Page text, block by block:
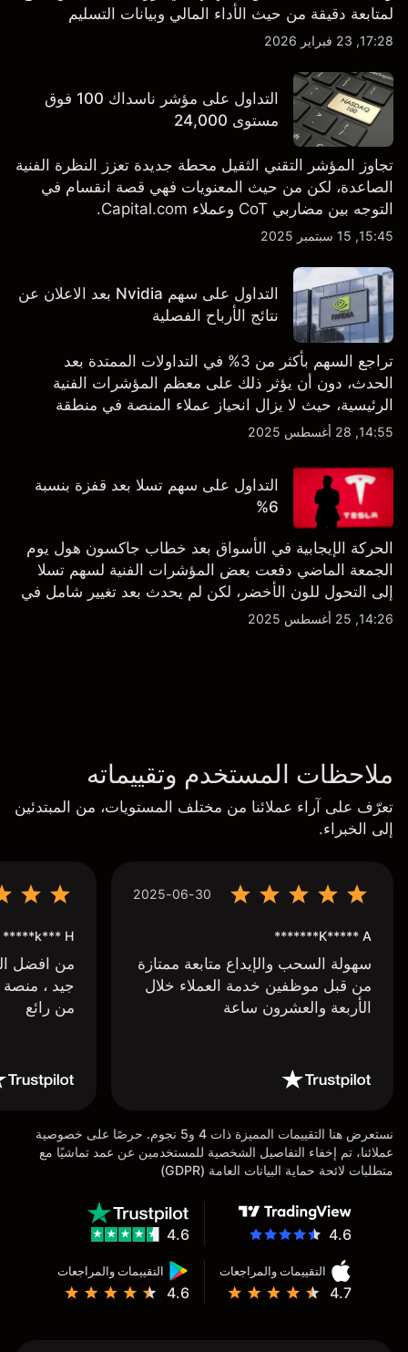
لمتابعة دقيقة من حيث الأداء المالي وبيانات التسليم
والتطورات في التكنولوجيا والتصنيع. استكشف أهداف أسعار
17:28, 23 فبراير 2026
التداول على مؤشر ناسداك 100 فوق
مستوى 24,000
تجاوز المؤشر التقني الثقيل محطة جديدة تعزز النظرة الفنية
الصاعدة، لكن من حيث المعنويات فهي قصة انقسام في
التوجه بين مضاربي CoT وعملاء Capital.com.
15:45, 15 سبتمبر 2025
التداول على سهم Nvidia بعد الاعلان عن
نتائج الأرباح الفصلية
تراجع السهم بأكثر من 3% في التداولات الممتدة بعد
الحدث، دون أن يؤثر ذلك على معظم المؤشرات الفنية
الرئيسية، حيث لا يزال انحياز عملاء المنصة في منطقة
الشراء المفرط.
14:55, 28 أغسطس 2025
التداول على سهم تسلا بعد قفزة بنسبة
6%
الحركة الإيجابية في الأسواق بعد خطاب جاكسون هول يوم
الجمعة الماضي دفعت بعض المؤشرات الفنية لسهم تسلا
إلى التحول للون الأخضر، لكن لم يحدث بعد تغيير شامل في
النظرة الفنية سواء على الإطار اليومي أو الأسبوعي.
14:26, 25 أغسطس 2025
ملاحظات المستخدم وتقييماته
تعرّف على آراء عملائنا من مختلف المستويات، من المبتدئين
إلى الخبراء.
2025-06-30
K***** A*******
سهولة السحب والإيداع متابعة ممتازة
من قبل موظفين خدمة العملاء خلال
الأربعة والعشرون ساعة
k*** H*****
من افضل
جيد ،
من رائع
نستعرض هنا التقييمات المميزة ذات 4 و5 نجوم. حرصًا على خصوصية
عملائنا، تم إخفاء التفاصيل الشخصية للمستخدمين عن عمد تماشيًا مع
متطلبات لائحة حماية البيانات العامة (GDPR)
4.6
التقييمات والمراجعات
4.7
التقييمات والمراجعات
4.6
4.6